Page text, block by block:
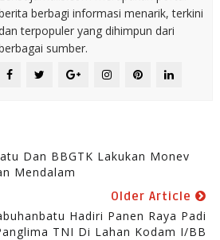
berbagi informasi menarik, terkini
terpopuler yang dihimpun dari
sumber.
Dan BBGTK Lakukan Monev
Mendalam
Older Article
Hadiri Panen Raya Padi
TNI Di Lahan Kodam I/BB